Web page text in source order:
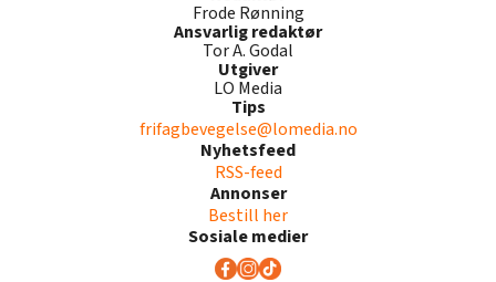
Frode Rønning
Ansvarlig redaktør
Tor A. Godal
Utgiver
LO Media
Tips
frifagbevegelse@lomedia.no
Nyhetsfeed
RSS-feed
Annonser
Bestill her
Sosiale medier